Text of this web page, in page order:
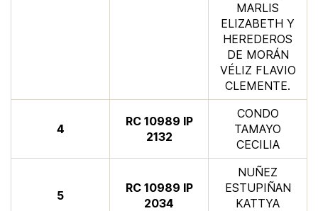
MARLIS
ELIZABETH Y
HEREDEROS
DE MORÁN
VÉLIZ FLAVIO
CLEMENTE.
4​
​RC 10989 IP
2132
CONDO
TAMAYO
CECILIA
​5
​RC 10989 IP
2034
NUÑEZ
ESTUPIÑAN
KATTYA